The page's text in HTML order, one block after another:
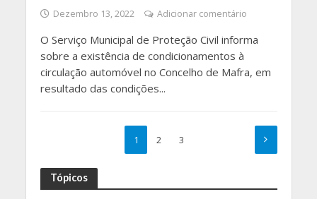
Dezembro 13, 2022 Adicionar comentário
O Serviço Municipal de Proteção Civil informa
sobre a existência de condicionamentos à
circulação automóvel no Concelho de Mafra, em
resultado das condições...
1 2 3
Tópicos